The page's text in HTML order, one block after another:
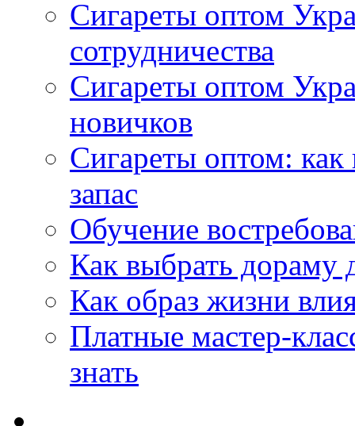
Сигареты оптом
сотрудничества
Сигареты оптом
новичков
Сигареты оптом:
запас
Обучение
Как выбрать дораму
Как образ жизни
Платные мастер-
знать